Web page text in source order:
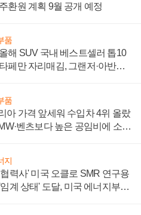
환원 계획 9월 공개 예정
품
해 SUV 국내 베스트셀러 톱10
페만 자리매김, 그랜저·아반떼
품
아 가격 앞세워 수입차 4위 올랐
벤츠보다 높은 공임비에 소비
지
력사' 미국 오클로 SMR 연구용
계 상태' 도달, 미국 에너지부